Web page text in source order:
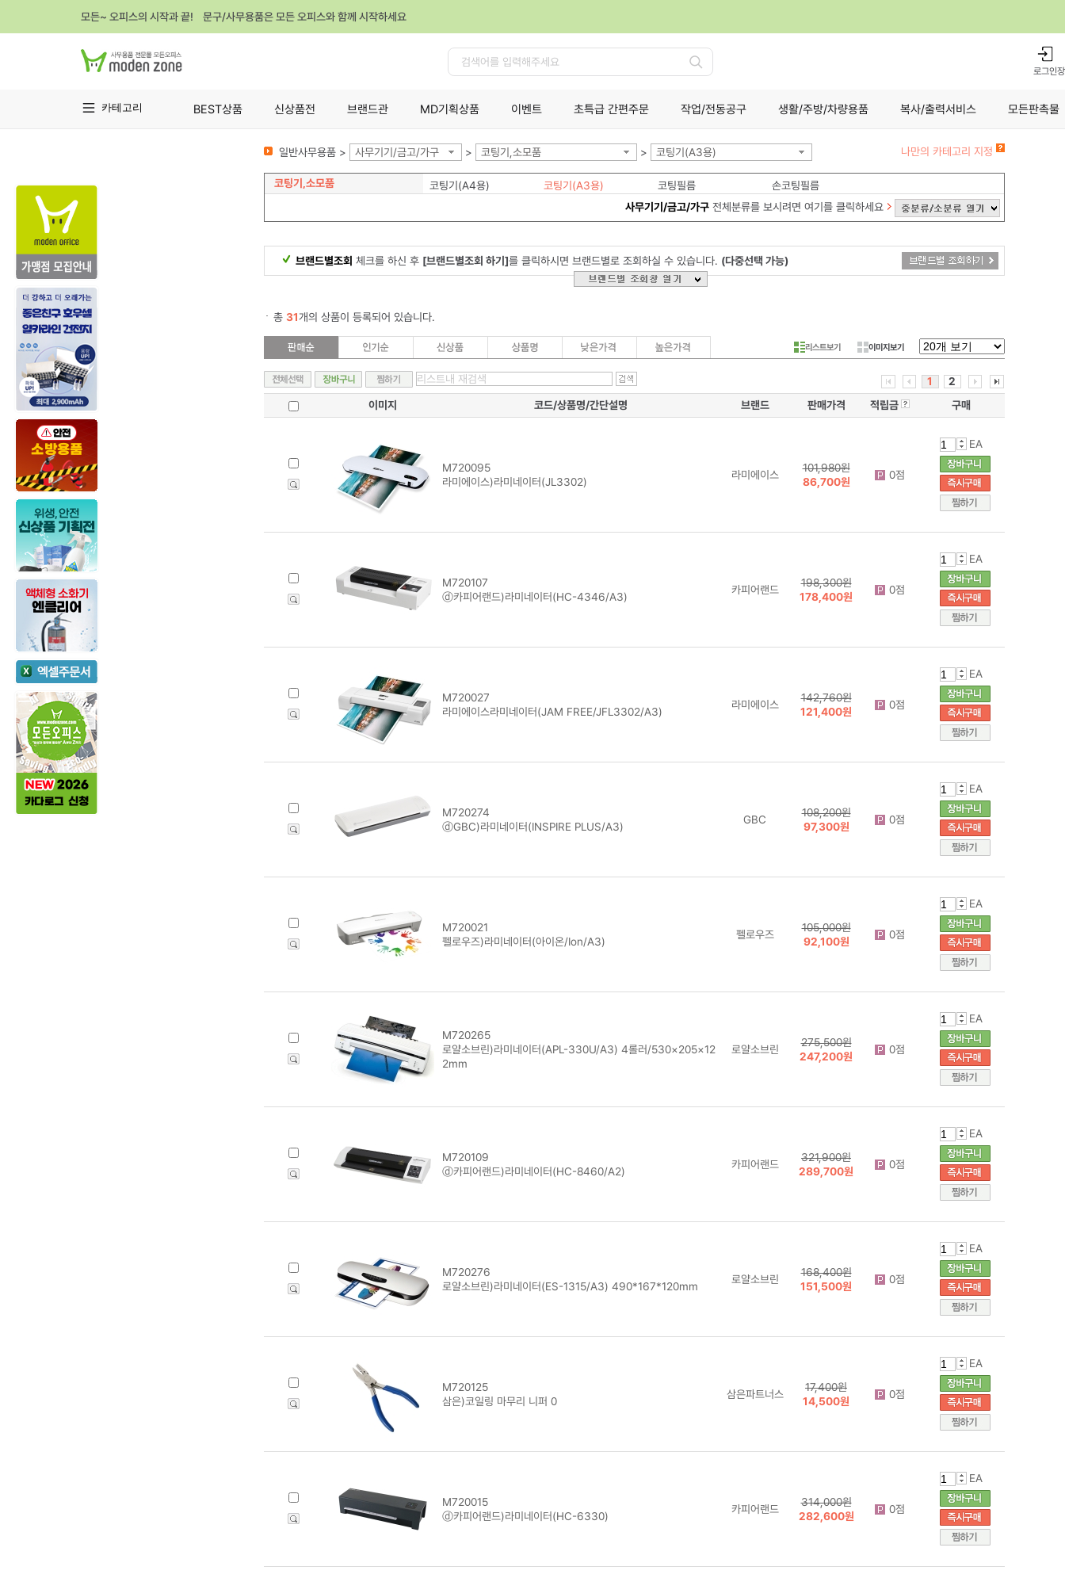
모든~ 오피스의 시작과 끝! 문구/사무용품은 모든 오피스와 함께 시작하세요
검
로그인
카테고리 BEST상품 신상품전 브랜드관 MD기획상품 이벤트 초특급 간편주문 작업/전동공구 생활/주방/차량용품 복사/출력서비스 모든판촉물
일반사무용품 > 사무기기/금고/가구 > 코팅기,소모품 > 코팅기(A3용) 나만의 카테고리 지정
코팅기,소모품 코팅기(A4용) 코팅기(A3용) 코팅필름
손코팅필름
사무기기/금고/가구전체분류를 보시려면 여기를 클릭하세요
브랜드별조회 체크를 하신 후 [브랜드별조회 하기]를 클릭하시면 브랜드별로 조회하실 수 있습니다. (다중선택 가능)
총 31개의 상품이 등록되어 있습니다.
리스트보기 이미지보기
1
2
이미지
코드/상품명/간단설명 브랜드 판매가격 적립금 구매
M720095
라미에이스)라미네이터(JL3302)
라미에이스
101,980원
86,700원
0점
EA
M720107
ⓓ카피어랜드)라미네이터(HC-4346/A3)
카피어랜드
198,300원
178,400원
0점
EA
M720027
라미에이스라미네이터(JAM FREE/JFL3302/A3)
라미에이스
142,760원
121,400원
0점
EA
M720274
ⓓGBC)라미네이터(INSPIRE PLUS/A3)
GBC
108,200원
97,300원
0점
EA
M720021
펠로우즈)라미네이터(아이온/Ion/A3)
펠로우즈
105,000원
92,100원
0점
EA
M720265
로얄소브린)라미네이터(APL-330U/A3) 4롤러/530×205×12
2mm
로얄소브린
275,500원
247,200원
0점
EA
M720109
ⓓ카피어랜드)라미네이터(HC-8460/A2)
카피어랜드
321,900원
289,700원
0점
EA
M720276
로얄소브린)라미네이터(ES-1315/A3) 490*167*120mm
로얄소브린
168,400원
151,500원
0점
EA
M720125
삼은)코일링 마무리 니퍼 0
삼은파트너스
17,400원
14,500원
0점
EA
M720015
ⓓ카피어랜드)라미네이터(HC-6330)
카피어랜드
314,000원
282,600원
0점
EA